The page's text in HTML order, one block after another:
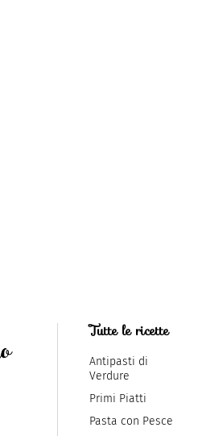
Tutte le ricette
Antipasti di
Verdure
Primi Piatti
Pasta con Pesce